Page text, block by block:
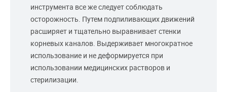
инструмента все же следует соблюдать
осторожность. Путем подпиливающих движений
расширяет и тщательно выравнивает стенки
корневых каналов. Выдерживает многократное
использование и не деформируется при
использовании медицинских растворов и
стерилизации.